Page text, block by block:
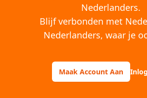
Nederlanders.
Blijf verbonden met
Nederlanders, waar je
Maak Account Aan